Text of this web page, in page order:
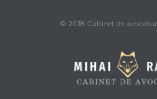
© 2018 Cabinet de